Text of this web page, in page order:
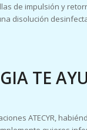
de impulsión y
disolución
TE
ATECYR,